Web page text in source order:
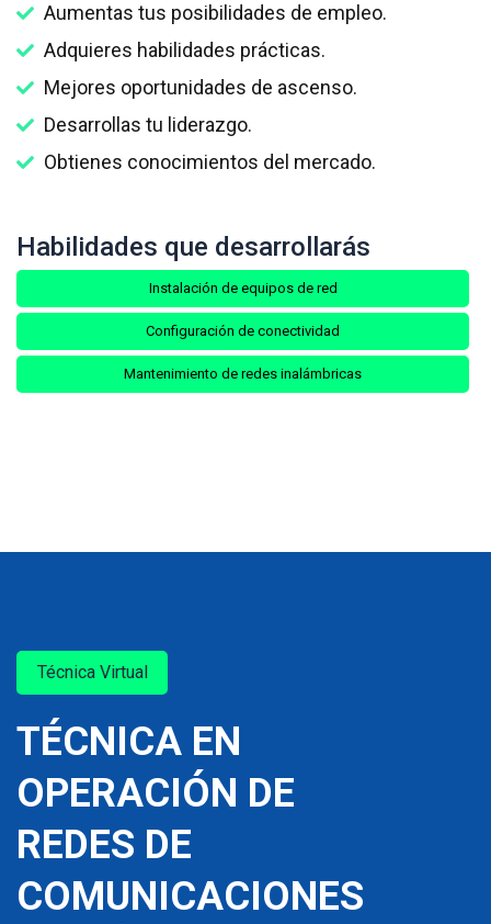
Aumentas tus posibilidades de empleo.
Adquieres habilidades prácticas.
Mejores oportunidades de ascenso.
Desarrollas tu liderazgo.
Obtienes conocimientos del mercado.
Habilidades que desarrollarás
Instalación de equipos de red
Configuración de conectividad
Mantenimiento de redes inalámbricas
Técnica Virtual
TÉCNICA EN
OPERACIÓN DE
REDES DE
COMUNICACIONES